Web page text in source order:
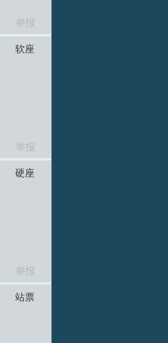
举报
软座
举报
硬座
举报
站票